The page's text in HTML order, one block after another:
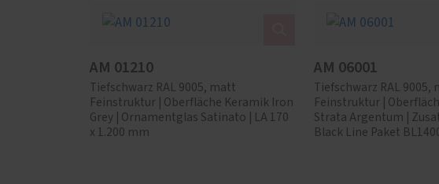
AM 01210
Tiefschwarz RAL 9005, matt
Feinstruktur | Oberfläche Keramik Iron
Grey | Ornamentglas Satinato | LA 170
x 1.200 mm
AM 06001
Tiefschwarz RAL 9005,
Feinstruktur |
Strata Argentum |
Black Line Paket